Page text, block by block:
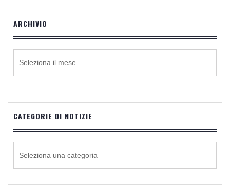
ARCHIVIO
CATEGORIE DI NOTIZIE
NOTIZIE